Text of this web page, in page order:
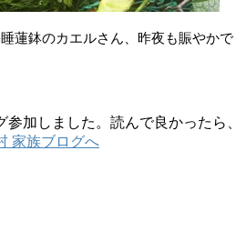
蓮鉢のカエルさん、昨夜も賑やかで
参加しました。読んで良かったら